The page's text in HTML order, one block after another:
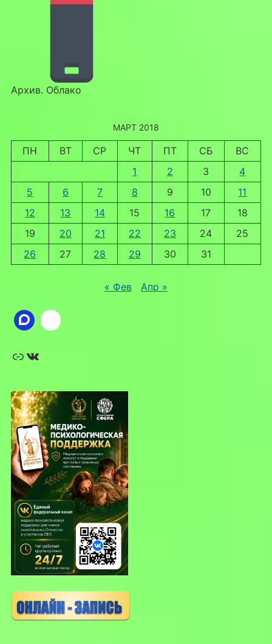
Архив. Облако
МАРТ 2018
ПН ВТ СР ЧТ ПТ СБ
ВС
1
2 3
4
5
6 7 8 9 10
11
12
13 14 15 16 17
18
19
20 21 22 23 24
25
26
27 28 29 30 31
« Фев Апр »
Ссылка